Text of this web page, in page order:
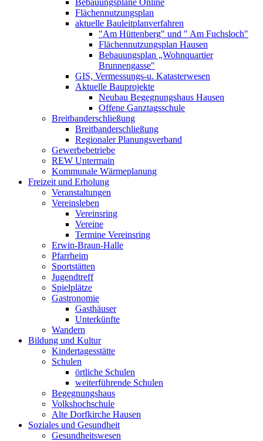
Bebauungspläne Online
Flächennutzungsplan
aktuelle Bauleitplanverfahren
"Am Hüttenberg" und " Am Fuchsloch"
Flächennutzungsplan Hausen
Bebauungsplan „Wohnquartier
Brunnengasse"
GIS, Vermessungs-u. Katasterwesen
Aktuelle Bauprojekte
Neubau Begegnungshaus Hausen
Offene Ganztagsschule
Breitbanderschließung
Breitbanderschließung
Regionaler Planungsverband
Gewerbebetriebe
REW Untermain
Kommunale Wärmeplanung
Freizeit und Erholung
Veranstaltungen
Vereinsleben
Vereinsring
Vereine
Termine Vereinsring
Erwin-Braun-Halle
Pfarrheim
Sportstätten
Jugendtreff
Spielplätze
Gastronomie
Gasthäuser
Unterkünfte
Wandern
Bildung und Kultur
Kindertagesstätte
Schulen
örtliche Schulen
weiterführende Schulen
Begegnungshaus
Volkshochschule
Alte Dorfkirche Hausen
Soziales und Gesundheit
Gesundheitswesen